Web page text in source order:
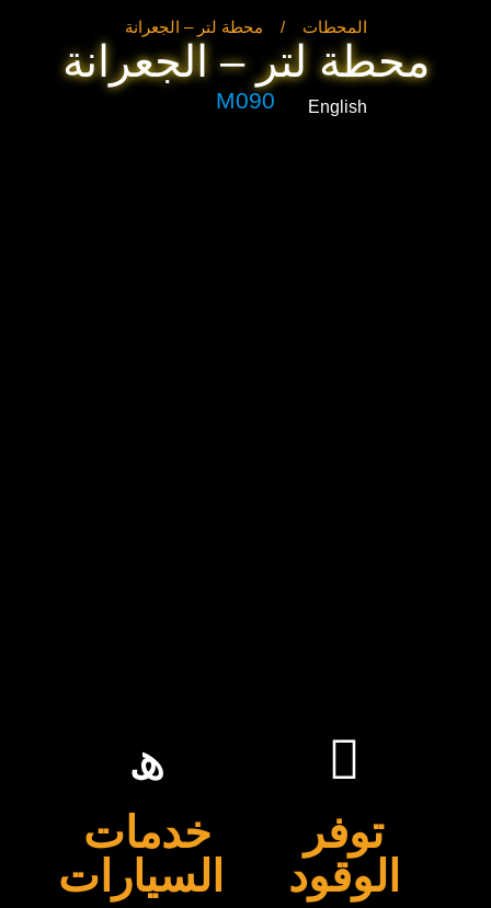
English
المحطات / محطة لتر – الجعرانة
محطة لتر – الجعرانة
M090
توفر
الوقود
خدمات
السيارات